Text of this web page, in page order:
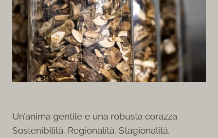
Un’anima gentile e una robusta corazza
Sostenibilità. Regionalità. Stagionalità.